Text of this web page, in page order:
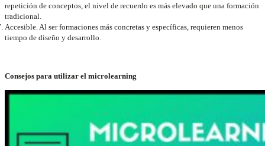
repetición de conceptos, el nivel de recuerdo es más elevado que una formación
tradicional.
Accesible. Al ser formaciones más concretas y específicas, requieren menos
tiempo de diseño y desarrollo.
Consejos para utilizar el microlearning